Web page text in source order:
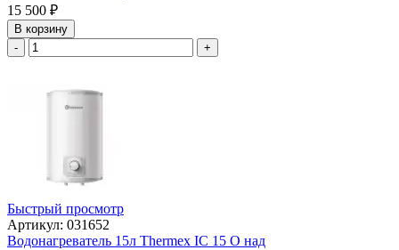
15 500 ₽
В корзину
-
+
Быстрый просмотр
Артикул: 031652
Водонагреватель 15л Thermex IС 15 O над